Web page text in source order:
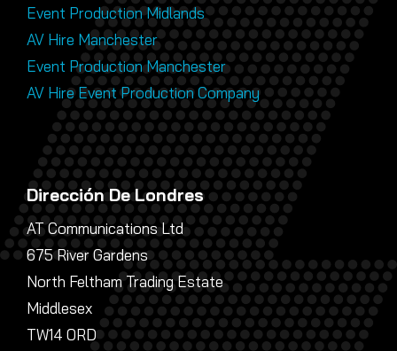
Event Production Midlands
AV Hire Manchester
Event Production Manchester
AV Hire Event Production Company
Dirección De Londres
AT Communications Ltd
675 River Gardens
North Feltham Trading Estate
Middlesex
TW14 0RD